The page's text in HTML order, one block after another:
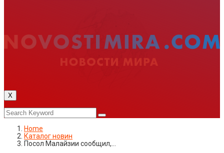
X
Home
Каталог новин
Посол Малайзии сообщил,…